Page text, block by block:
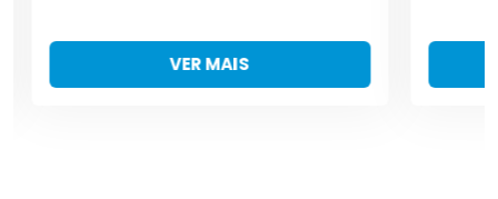
VER MAIS